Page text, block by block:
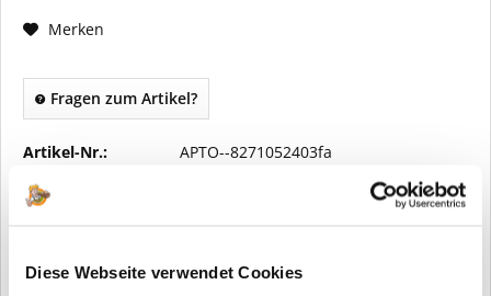
Diese Webseite verwendet Cookies
Merken
Fragen zum Artikel?
Artikel-Nr.: APTO--8271052403fa
Vorteile